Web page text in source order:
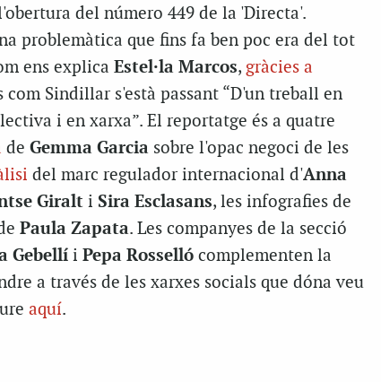
del número 449 de la 'Directa'.
problemàtica que fins fa ben poc era del tot
ens explica Estel·la Marcos, gràcies a
com Sindillar s'està passant “D'un treball en
i en xarxa”. El reportatge és a quatre
de Gemma Garciasobre l'opac negoci de les
del marc regulador internacional d'Anna
Giralt i Sira Esclasans, les infografies de
Paula Zapata. Les companyes de la secció
Gebellíi Pepa Rossellócomplementen la
a través de les xarxes socials que dóna veu
aquí.